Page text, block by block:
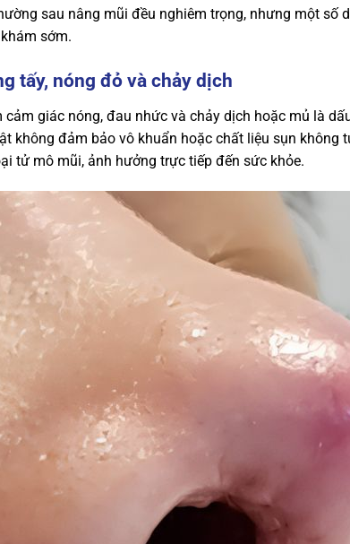
sau nâng mũi đều nghiêm trọng, nhưng một số
sớm.
tấy, nóng đỏ và chảy dịch
giác nóng, đau nhức và chảy dịch hoặc mủ là
không đảm bảo vô khuẩn hoặc chất liệu sụn không
tử mô mũi, ảnh hưởng trực tiếp đến sức khỏe.